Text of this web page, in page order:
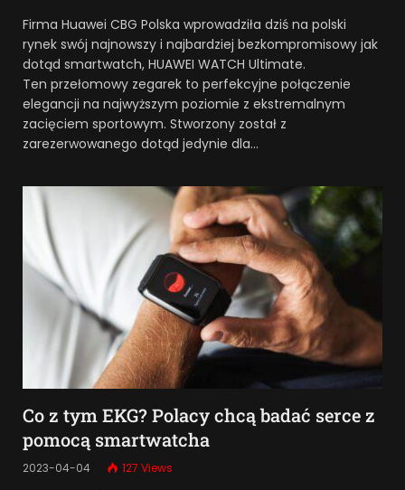
Firma Huawei CBG Polska wprowadziła dziś na polski
rynek swój najnowszy i najbardziej bezkompromisowy jak
dotąd smartwatch, HUAWEI WATCH Ultimate.
Ten przełomowy zegarek to perfekcyjne połączenie
elegancji na najwyższym poziomie z ekstremalnym
zacięciem sportowym. Stworzony został z
zarezerwowanego dotąd jedynie dla…
Co z tym EKG? Polacy chcą badać serce z
pomocą smartwatcha
2023-04-04 127 Views